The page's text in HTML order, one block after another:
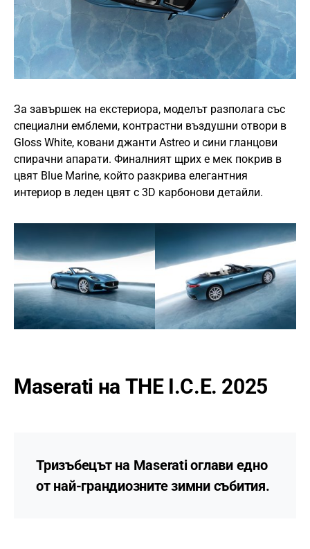
За завършек на екстериора, моделът разполага със
специални емблеми, контрастни въздушни отвори в
Gloss White, ковани джанти Astreo и сини гланцови
спирачни апарати. Финалният щрих е мек покрив в
цвят Blue Marine, който разкрива елегантния
интериор в леден цвят с 3D карбонови детайли.
Maserati на THE I.C.E. 2025
Тризъбецът на Maserati оглави едно
от най-грандиозните зимни събития.